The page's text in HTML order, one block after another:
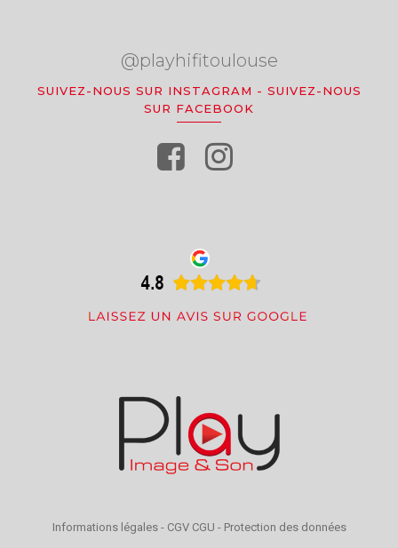
@playhifitoulouse
SUIVEZ-NOUS SUR INSTAGRAM - SUIVEZ-NOUS
SUR FACEBOOK
Informations légales- CGV CGU - Protection des données